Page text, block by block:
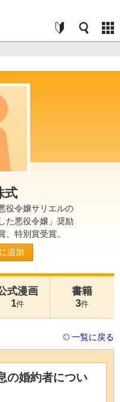
式
役令嬢サリエルの
た悪役令嬢」奨励
、特別賞受賞。
追加
式漫画
1件
書籍
3件
一覧に戻る
の婚約者につい